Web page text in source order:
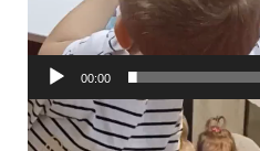
00:00
Odtwarzacz
video